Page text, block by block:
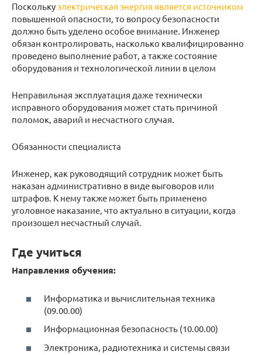
Посколькуэлектрическая энергия является источником
повышенной опасности, то вопросу безопасности
должно быть уделено особое внимание. Инженер
обязан контролировать, насколько квалифицированно
проведено выполнение работ, а также состояние
оборудования и технологической линии в целом
Неправильная эксплуатация даже технически
исправного оборудования может стать причиной
поломок, аварий и несчастного случая.
Обязанности специалиста
Инженер, как руководящий сотрудник может быть
наказан административно в виде выговоров или
штрафов. К нему также может быть применено
уголовное наказание, что актуально в ситуации, когда
произошел несчастный случай.
Где учиться
Направления обучения:
Информатика и вычислительная техника
(09.00.00)
Информационная безопасность (10.00.00)
Электроника, радиотехника и системы связи